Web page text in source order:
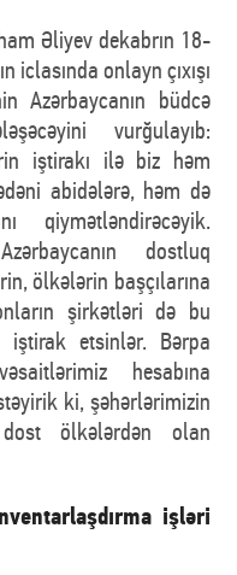
Əliyev dekabrın 18-
iclasında onlayn çıxışı
Azərbaycanın büdcə
vurğulayıb:
iştirakı ilə biz həm
abidələrə, həm də
qiymətləndirəcəyik.
dostluq
ölkələrin başçılarına
şirkətləri də bu
etsinlər. Bərpa
hesabına
ki, şəhərlərimizin
ölkələrdən olan
işləri